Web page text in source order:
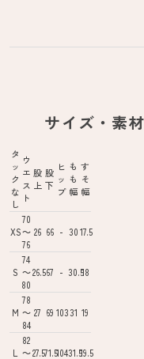
サイズ・素材
タ
ッ
ク
な
し
ウ
エ
ス
ト
股
上
股
下
ヒ
ッ
プ
も
も
幅
す
そ
幅
XS
70
～
76
26 66 - 30 17.5
S
74
～
80
26.567 - 30.518
M
78
～
84
27 69 10331 19
L
82
～27.571.510431.519.5